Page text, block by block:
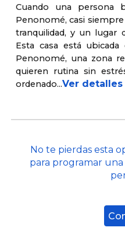
Cuando una persona
Penonomé, casi
tranquilidad, y un lugar
Esta casa está ubicada
Penonomé, una zona
quieren rutina sin
ordenado...Ver detalles
No te pierdas esta
para programar una